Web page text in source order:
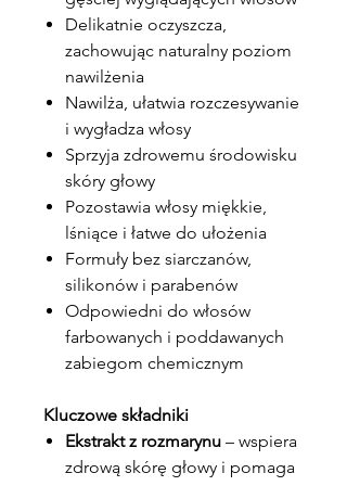
Delikatnie oczyszcza,
zachowując naturalny poziom
nawilżenia
Nawilża, ułatwia rozczesywanie
i wygładza włosy
Sprzyja zdrowemu środowisku
skóry głowy
Pozostawia włosy miękkie,
lśniące i łatwe do ułożenia
Formuły bez siarczanów,
silikonów i parabenów
Odpowiedni do włosów
farbowanych i poddawanych
zabiegom chemicznym
Kluczowe składniki
Ekstrakt z rozmarynu – wspiera
zdrową skórę głowy i pomaga